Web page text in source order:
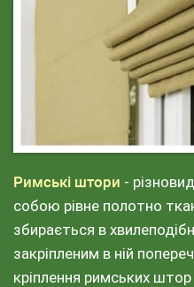
Римські штори -
собою рівне полотно
збирається в
закріпленим в ній
кріплення римських